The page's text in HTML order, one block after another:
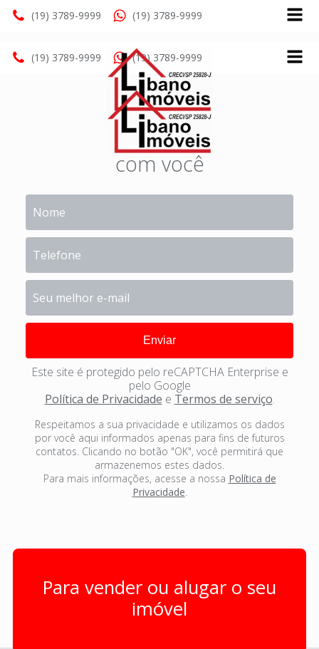
(19) 3789-9999 (19) 3789-9999
(19) 3789-9999 (19) 3789-9999
Nós entramos em contato
com você
Este site é protegido pelo reCAPTCHA Enterprise e
pelo Google
Política de Privacidade e Termos de serviço.
Respeitamos a sua privacidade e utilizamos os dados
por você aqui informados apenas para fins de futuros
contatos. Clicando no botão "OK", você permitirá que
armazenemos estes dados.
Para mais informações, acesse a nossa Política de
Privacidade.
Para vender ou alugar o seu
imóvel